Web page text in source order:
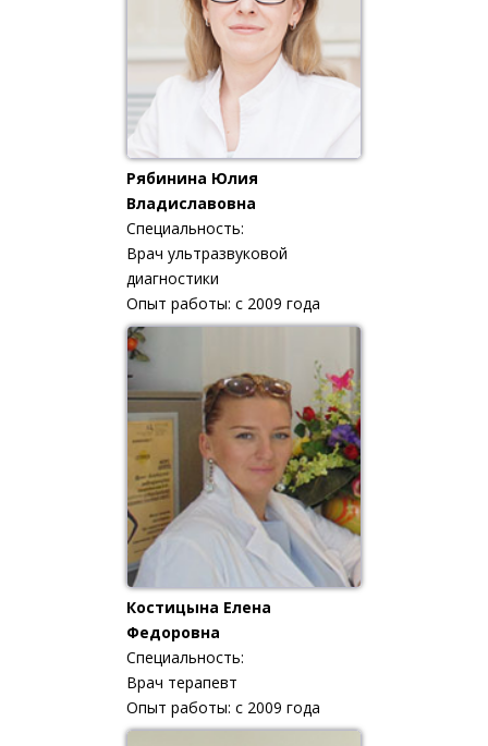
Рябинина Юлия
Владиславовна
Специальность:
Врач ультразвуковой
диагностики
Опыт работы: с 2009 года
Костицына Елена
Федоровна
Специальность:
Врач терапевт
Опыт работы: с 2009 года